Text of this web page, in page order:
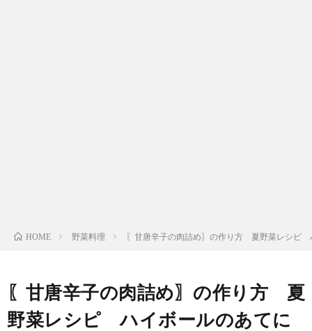
ー
HOME 野菜料理 〖甘唐辛子の肉詰め〗の作り方 夏野菜レシピ
〖甘唐辛子の肉詰め〗の作り方 夏
野菜レシピ ハイボールのあてに